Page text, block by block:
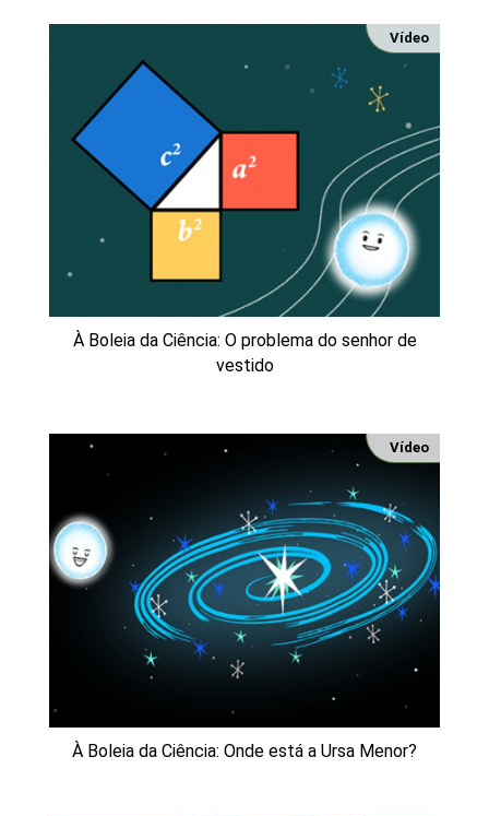
À Boleia da Ciência: O problema do senhor de
vestido
Vídeo
À Boleia da Ciência: Onde está a Ursa Menor?
Vídeo